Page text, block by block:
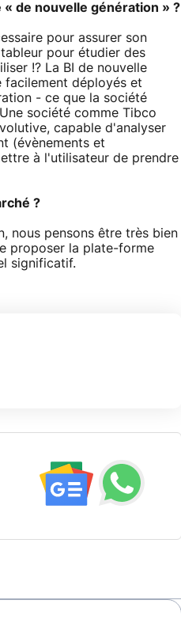
de nouvelle génération » ?
pour assurer son
pour étudier des
!? La BI de nouvelle
facilement déployés et
- ce que la société
société comme Tibco
capable d'analyser
(évènements et
à l'utilisateur de prendre
?
nous pensons être très bien
proposer la plate-forme
significatif.